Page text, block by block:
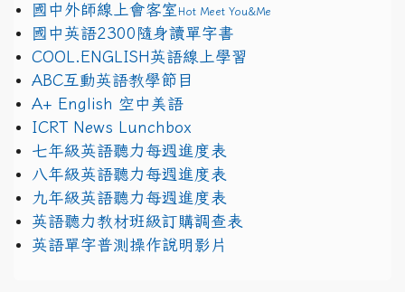
國中外師線上會客室Hot Meet You&Me
國中英語2300隨身讀單字書
COOL.ENGLISH英語線上學習
ABC互動英語教學節目
A+ English 空中美語
ICRT News Lunchbox
七年級英語聽力每週進度表
八年級英語聽力每週進度表
九年級英語聽力每週進度表
英語聽力教材班級訂購調查表
英語單字普測操作說明影片